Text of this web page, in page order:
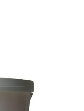
含量低，内毒素小于
。适用于多种细胞
疫苗（尤其是猪瘟
会受到影响。